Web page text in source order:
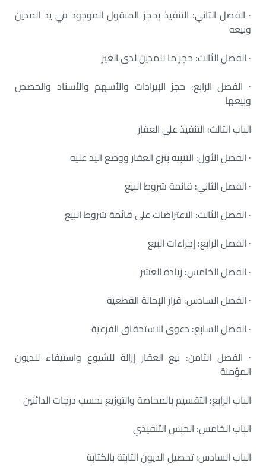
· الفصل الثاني: التنفيذ بحجز المنقول الموجود في يد المدين
وبيعه
· الفصل الثالث: حجز ما للمدين لدى الغير
· الفصل الرابع: حجز الإيرادات والأسهم والأسناد والحصص
وبيعها
الباب الثالث: التنفيذ على العقار
· الفصل الأول: التنبيه بنزع العقار ووضع اليد عليه
· الفصل الثاني: قائمة شروط البيع
· الفصل الثالث: الاعتراضات على قائمة شروط البيع
· الفصل الرابع: إجراءات البيع
· الفصل الخامس: زيادة العشر
· الفصل السادس: قرار الإحالة القطعية
· الفصل السابع: دعوى الاستحقاق الفرعية
· الفصل الثامن: بيع العقار إزالة للشيوع واستيفاء للديون
المؤمنة
الباب الرابع: التقسيم بالمحاصة والتوزيع بحسب درجات الدائنين
الباب الخامس: الحبس التنفيذي
الباب السادس: تحصيل الديون الثابتة بالكتابة